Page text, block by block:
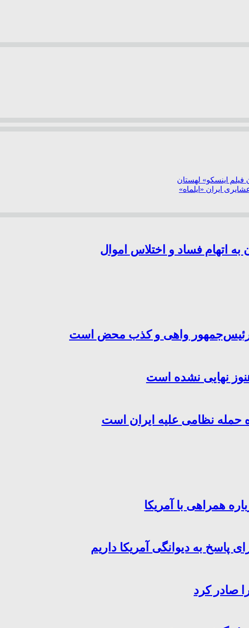
فیلم اینسکو» لهستان
ایران «ایلماه»
اتهام فساد و اختلاس اموال
رئیس‌جمهور واهی و کذب محض است
نهایی نشده است
حمله نظامی علیه ایران است
همراهی با آمریکا
پاسخ به دیوانگی آمریکا داریم
صادر کرد